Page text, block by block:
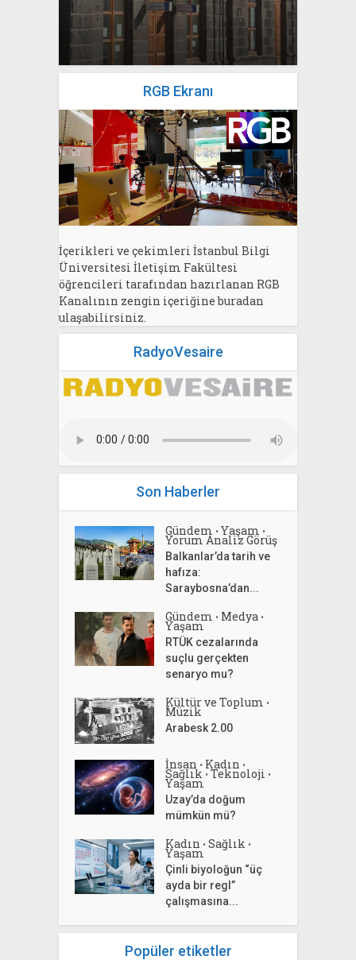
yazan
Bahri Ak
RGB Ekranı
İçerikleri ve çekimleri İstanbul Bilgi
Üniversitesi İletişim Fakültesi
öğrencileri tarafından hazırlanan RGB
Kanalının zengin içeriğine buradan
ulaşabilirsiniz.
RadyoVesaire
Son Haberler
Gündem • Yaşam •
Yorum Analiz Görüş
Balkanlar’da tarih ve
hafıza:
Saraybosna’dan...
Gündem • Medya •
Yaşam
RTÜK cezalarında
suçlu gerçekten
senaryo mu?
Kültür ve Toplum •
Müzik
Arabesk 2.00
İnsan • Kadın •
Sağlık • Teknoloji •
Yaşam
Uzay’da doğum
mümkün mü?
Kadın • Sağlık •
Yaşam
Çinli biyoloğun “üç
ayda bir regl”
çalışmasına...
Popüler etiketler